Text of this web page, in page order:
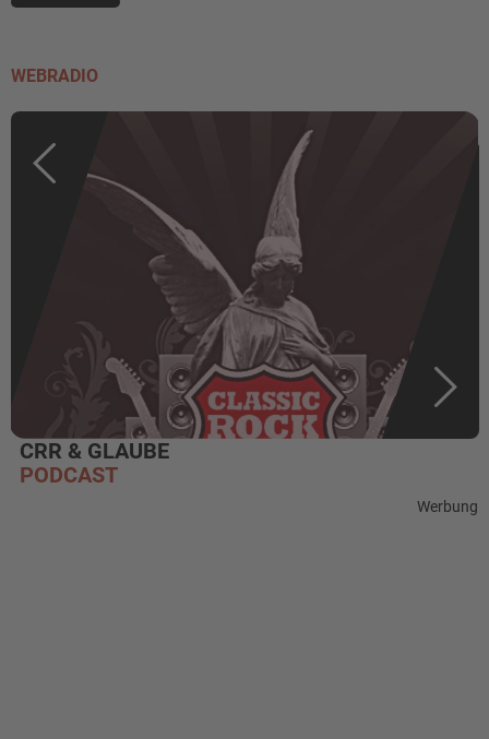
WEBRADIO
CRR & GLAUBE
PODCAST
Werbung